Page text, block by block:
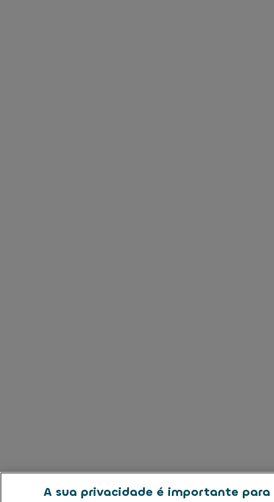
A sua privacidade é importante para